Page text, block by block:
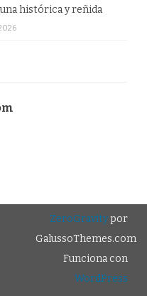
histórica y reñida
ZeroGravitypor
GalussoThemes.com
Funciona con
WordPress